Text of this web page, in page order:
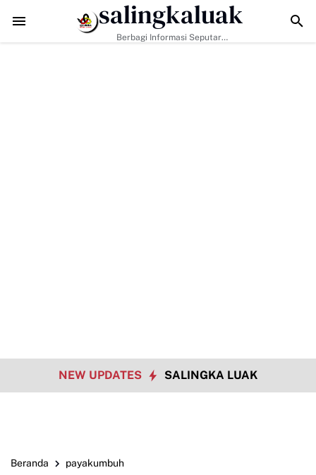
ke-129 Kodim 0306/50 Kota Pacu Pengerasan Jalan, Akses Warga
salingkaluak
Berbagi Informasi Seputar
NEW UPDATES SALINGKA LUAK
Beranda payakumbuh